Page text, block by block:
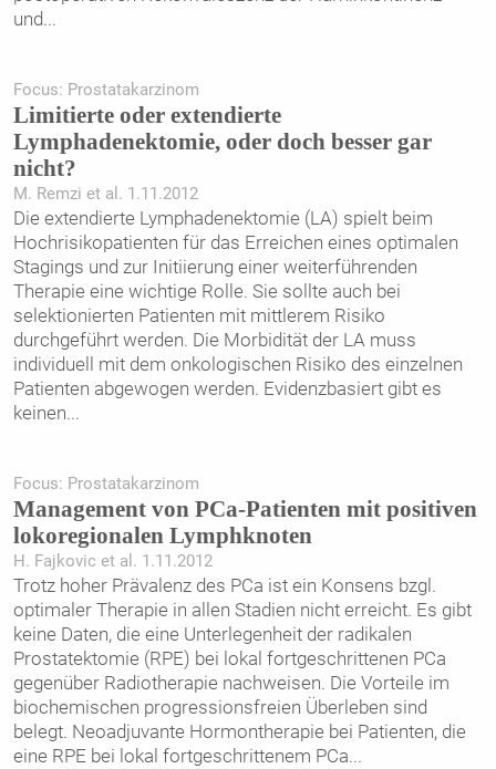
und...
Focus: Prostatakarzinom
Limitierte oder extendierte
Lymphadenektomie, oder doch besser gar
nicht?
M. Remzi et al. 1.11.2012
Die extendierte Lymphadenektomie (LA) spielt beim
Hochrisikopatienten für das Erreichen eines optimalen
Stagings und zur Initiierung einer weiterführenden
Therapie eine wichtige Rolle. Sie sollte auch bei
selektionierten Patienten mit mittlerem Risiko
durchgeführt werden. Die Morbidität der LA muss
individuell mit dem onkologischen Risiko des einzelnen
Patienten abgewogen werden. Evidenzbasiert gibt es
keinen...
Focus: Prostatakarzinom
Management von PCa-Patienten mit positiven
lokoregionalen Lymphknoten
H. Fajkovic et al. 1.11.2012
Trotz hoher Prävalenz des PCa ist ein Konsens bzgl.
optimaler Therapie in allen Stadien nicht erreicht. Es gibt
keine Daten, die eine Unterlegenheit der radikalen
Prostatektomie (RPE) bei lokal fortgeschrittenen PCa
gegenüber Radiotherapie nachweisen. Die Vorteile im
biochemischen progressionsfreien Überleben sind
belegt. Neoadjuvante Hormontherapie bei Patienten, die
eine RPE bei lokal fortgeschrittenem PCa...